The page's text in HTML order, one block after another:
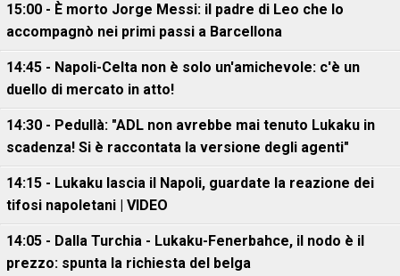
15:00 - È morto Jorge Messi: il padre di Leo che lo
accompagnò nei primi passi a Barcellona
14:45 - Napoli-Celta non è solo un'amichevole: c'è un
duello di mercato in atto!
14:30 - Pedullà: "ADL non avrebbe mai tenuto Lukaku in
scadenza! Si è raccontata la versione degli agenti"
14:15 - Lukaku lascia il Napoli, guardate la reazione dei
tifosi napoletani | VIDEO
14:05 - Dalla Turchia - Lukaku-Fenerbahce, il nodo è il
prezzo: spunta la richiesta del belga